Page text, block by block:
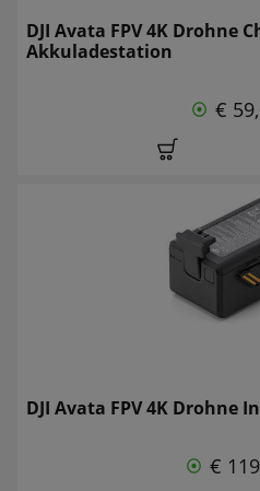
DJI Avata FPV 4K Drohne
Akkuladestation
€
DJI Avata FPV 4K Drohne
€